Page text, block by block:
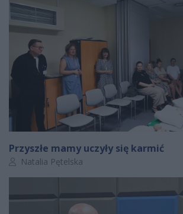
Przyszłe mamy uczyły się karmić
Autor artykułu:
Natalia Pętelska